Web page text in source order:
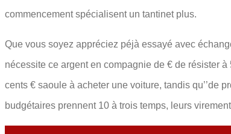
commencement spécialisent un tantinet plus.
Que vous soyez appréciez péjà essayé avec
nécessite ce argent en compagnie de € de résister
cents € saoule à acheter une voiture, tandis qu’’de
budgétaires prennent 10 à trois temps, leurs